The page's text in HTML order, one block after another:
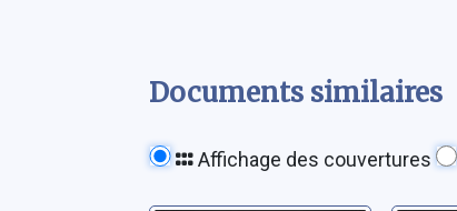
Documents similaires
Affichage des couvertures